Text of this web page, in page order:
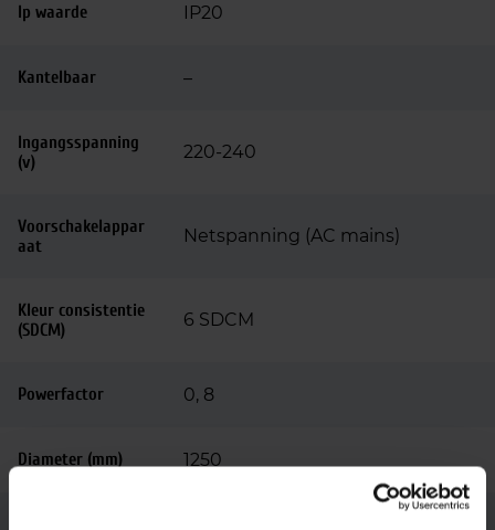
Ip waarde IP20
Kantelbaar –
Ingangsspanning
(v)
220-240
Voorschakelappar
aat
Netspanning (AC mains)
Kleur consistentie
(SDCM)
6 SDCM
Powerfactor 0, 8
Diameter (mm) 1250